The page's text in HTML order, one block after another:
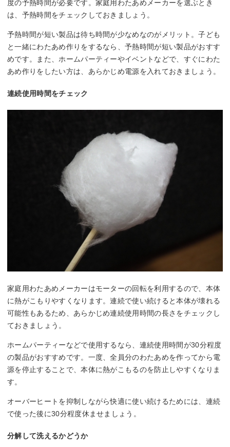
度の予熱時間が必要です。家庭用わたあめメーカーを選ぶとき
は、予熱時間をチェックしておきましょう。
予熱時間が短い製品は待ち時間が少なめなのがメリット。子ども
と一緒にわたあめ作りをするなら、予熱時間が短い製品がおすす
めです。また、ホームパーティーやイベントなどで、すぐにわた
あめ作りをしたい方は、あらかじめ電源を入れておきましょう。
連続使用時間をチェック
家庭用わたあめメーカーはモーターの回転を利用するので、本体
に熱がこもりやすくなります。連続で使い続けると本体が壊れる
可能性もあるため、あらかじめ連続使用時間の長さをチェックし
ておきましょう。
ホームパーティーなどで使用するなら、連続使用時間が30分程度
の製品がおすすめです。一度、全員分のわたあめを作ってから電
源を停止することで、本体に熱がこもるのを防止しやすくなりま
す。
オーバーヒートを抑制しながら快適に使い続けるためには、連続
で使った後に30分程度休ませましょう。
分解して洗えるかどうか